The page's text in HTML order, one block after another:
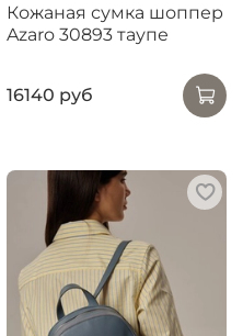
Кожаная сумка шоппер
Azaro 30893 таупе
16140 руб